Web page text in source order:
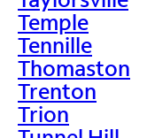
Temple
Tennille
Thomaston
Trenton
Trion